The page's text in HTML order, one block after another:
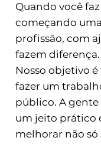
Quando você
começando
profissão, com
fazem diferença.
Nosso objetivo
fazer um
público. A
um jeito prático
melhorar não só